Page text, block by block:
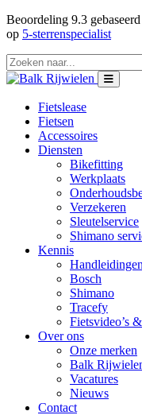
Beoordeling 9.3
op 5-sterrenspecialist
Fietslease
Fietsen
Accessoires
Diensten
Bikefitting
Werkplaats
Verzekeren
Sleutelservice
Shimano
Kennis
Handleidingen
Bosch
Shimano
Tracefy
Fietsvideo’s
Over ons
Onze merken
Balk
Vacatures
Nieuws
Contact